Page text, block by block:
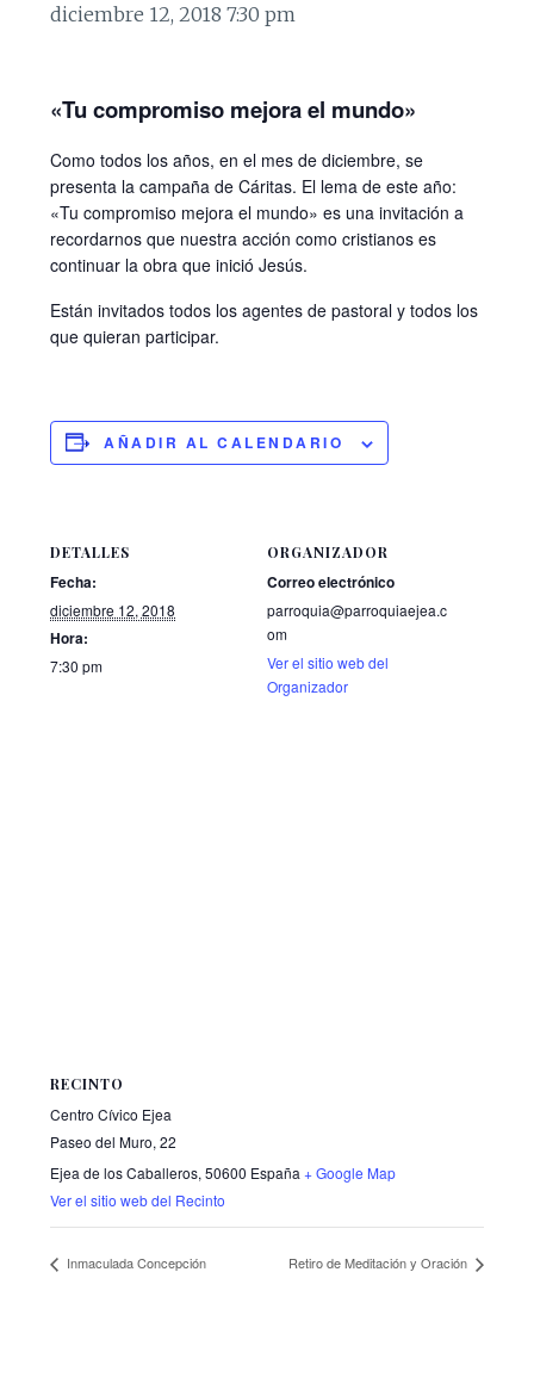
diciembre 12, 2018 7:30 pm
«Tu compromiso mejora el mundo»
Como todos los años, en el mes de diciembre, se
presenta la campaña de Cáritas. El lema de este año:
«Tu compromiso mejora el mundo» es una invitación a
recordarnos que nuestra acción como cristianos es
continuar la obra que inició Jesús.
Están invitados todos los agentes de pastoral y todos los
que quieran participar.
AÑADIR AL CALENDARIO
DETALLES
Fecha:
diciembre 12, 2018
Hora:
7:30 pm
ORGANIZADOR
Correo electrónico
parroquia@parroquiaejea.c
om
Ver el sitio web del
Organizador
RECINTO
Centro Cívico Ejea
Paseo del Muro, 22
Ejea de los Caballeros, 50600 España + Google Map
Ver el sitio web del Recinto
Inmaculada Concepción Retiro de Meditación y Oración